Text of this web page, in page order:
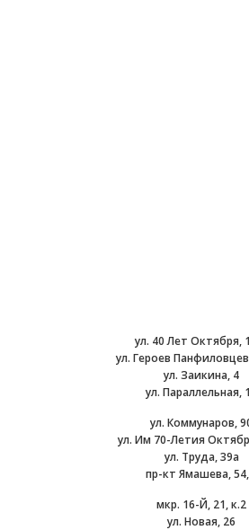
ул. 40 Лет Октября,
ул. Героев
ул. Заикина, 4
ул. Параллельная,
ул. Коммунаров,
ул. Им 70-Летия
ул. Труда, 39а
пр-кт Ямашева,
мкр. 16-Й, 21, к.2
ул. Новая, 26